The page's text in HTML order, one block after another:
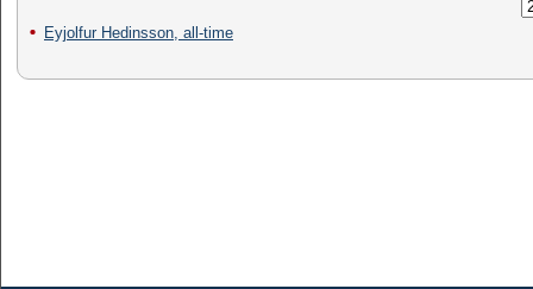
Eyjolfur Hedinsson, all-time